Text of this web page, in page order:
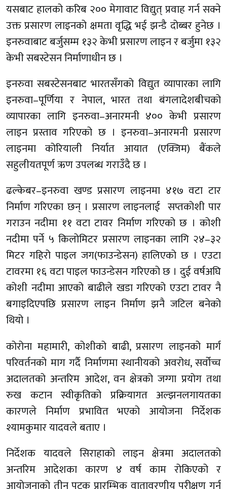
यसबाट हालको करिब २०० मेगावाट विद्युत् प्रवाह गर्न सक्ने
उक्त प्रसारण लाइनको क्षमता वृद्धि भई झन्डै दोब्बर हुनेछ ।
इनरुवाबाट बर्जुसम्म १३२ केभी प्रसारण लाइन र बर्जुमा १३२
केभी सबस्टेसन निर्माणाधीन छ ।
इनरुवा सबस्टेसनबाट भारतसँगको विद्युत व्यापारका लागि
इनरुवा–पूर्णिया र नेपाल, भारत तथा बंगलादेशबीचको
व्यापारका लागि इनरुवा–अनारमनी ४०० केभी प्रसारण
लाइन प्रस्ताव गरिएको छ । इनरुवा–अनारमनी प्रसारण
लाइनमा कोरियाली निर्यात आयात (एक्जिम) बैंकले
सहुलीयतपूर्ण ऋण उपलब्ध गराउँदै छ ।
ढल्केबर–इनरुवा खण्ड प्रसारण लाइनमा ४१७ वटा टार
निर्माण गरिएका छन् । प्रसारण लाइनलाई सप्तकोशी पार
गराउन नदीमा ११ वटा टावर निर्माण गरिएको छ । कोशी
नदीमा पर्ने ५ किलोमिटर प्रसारण लाइनका लागि २४–३२
मिटर गहिरो पाइल जग(फाउन्डेसन) हालिएको छ । एउटा
टावरमा १६ वटा पाइल फाउन्डेसन गरिएको छ । दुई वर्षअघि
कोशी नदीमा आएको बाढीले खडा गरिएको एउटा टावर नै
बगाइदिएपछि प्रसारण लाइन निर्माण झनै जटिल बनेको
थियो ।
कोरोना महामारी, कोशीको बाढी, प्रसारण लाइनको मार्ग
परिवर्तनको माग गर्दै निर्माणमा स्थानीयको अवरोध, सर्वोच्च
अदालतको अन्तरिम आदेश, वन क्षेत्रको जग्गा प्रयोग तथा
रुख कटान स्वीकृतिको प्रक्रियागत अल्झनलगायतका
कारणले निर्माण प्रभावित भएको आयोजना निर्देशक
श्यामकुमार यादवले बताए ।
निर्देशक यादवले सिराहाको लाइन क्षेत्रमा अदालतको
अन्तरिम आदेशका कारण ४ वर्ष काम रोकिएको र